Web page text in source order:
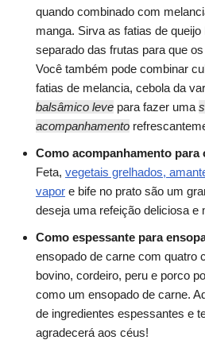
quando combinado com
manga. Sirva as fatias de
separado das frutas para que
Você também pode combinar
fatias de melancia, cebola da
balsâmico leve para fazer uma
acompanhamento
Como acompanhamento para
Feta, vegetais grelhados,
vapor e bife no prato são um
deseja uma refeição deliciosa e
Como espessante para
ensopado de carne com quatro
bovino, cordeiro, peru e porco
como um ensopado de carne.
de ingredientes espessantes e
agradecerá aos céus!